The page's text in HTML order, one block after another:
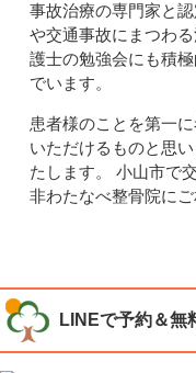
事故治療の専門家と
や交通事故にまつわ
護士の勉強会にも積
でいます。
患者様のことを第一
いただけるものと思
たします。 小山市で
非わたなべ整骨院にご
LINEで予約＆無